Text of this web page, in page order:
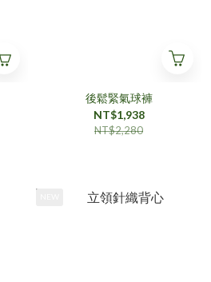
後鬆緊氣球褲
NT$1,938
NT$2,280